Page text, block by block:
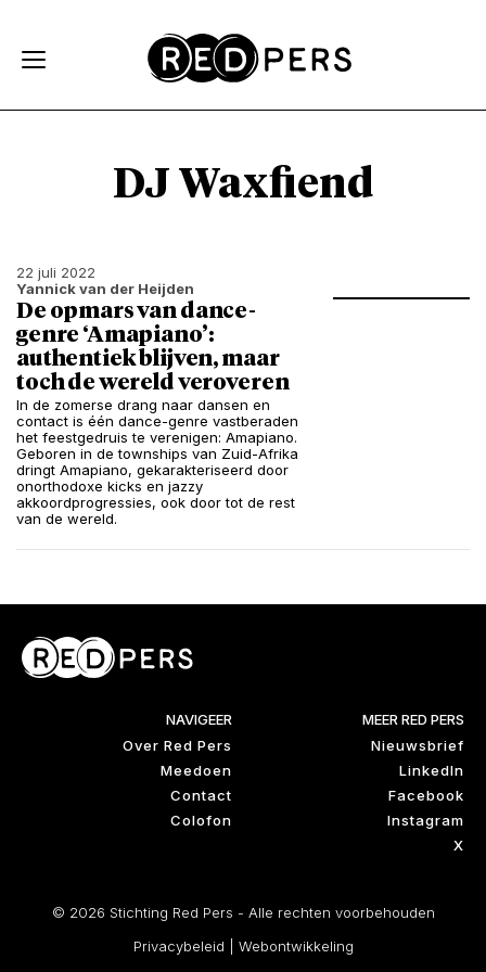
DJ Waxfiend
22 juli 2022
Yannick van der Heijden
De opmars van dance-
genre ‘Amapiano’:
authentiek blijven, maar
toch de wereld veroveren
In de zomerse drang naar dansen en
contact is één dance-genre vastberaden
het feestgedruis te verenigen: Amapiano.
Geboren in de townships van Zuid-Afrika
dringt Amapiano, gekarakteriseerd door
onorthodoxe kicks en jazzy
akkoordprogressies, ook door tot de rest
van de wereld.
NAVIGEER
Over Red Pers
Meedoen
Contact
Colofon
MEER RED PERS
Nieuwsbrief
LinkedIn
Facebook
Instagram
X
© 2026 Stichting Red Pers - Alle rechten voorbehouden
Privacybeleid
Webontwikkeling